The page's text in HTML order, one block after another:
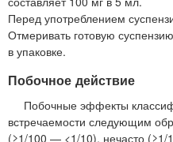
Перед употреблением
Отмеривать готовую
в упаковке.
Побочное действие
Побочные эффекты
встречаемости следующим
(≥1/100 — <1/10), нечасто